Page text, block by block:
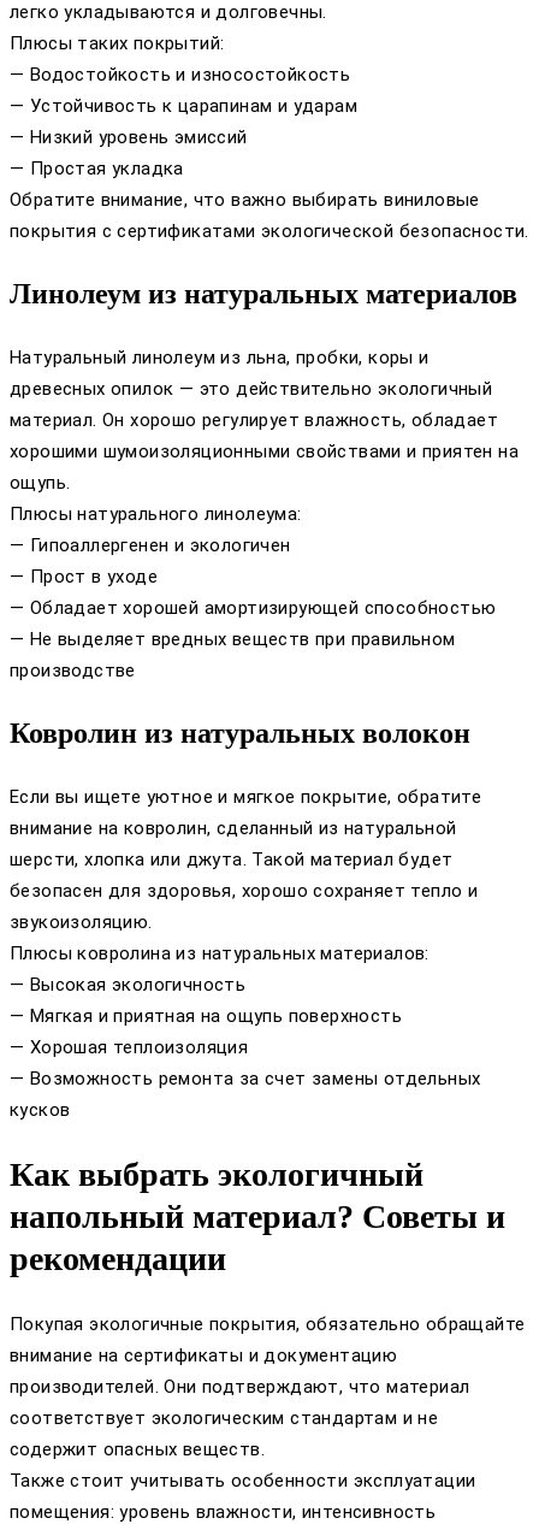
легко укладываются и долговечны.
Плюсы таких покрытий:
— Водостойкость и износостойкость
— Устойчивость к царапинам и ударам
— Низкий уровень эмиссий
— Простая укладка
Обратите внимание, что важно выбирать виниловые
покрытия с сертификатами экологической безопасности.
Линолеум из натуральных материалов
Натуральный линолеум из льна, пробки, коры и
древесных опилок — это действительно экологичный
материал. Он хорошо регулирует влажность, обладает
хорошими шумоизоляционными свойствами и приятен на
ощупь.
Плюсы натурального линолеума:
— Гипоаллергенен и экологичен
— Прост в уходе
— Обладает хорошей амортизирующей способностью
— Не выделяет вредных веществ при правильном
производстве
Ковролин из натуральных волокон
Если вы ищете уютное и мягкое покрытие, обратите
внимание на ковролин, сделанный из натуральной
шерсти, хлопка или джута. Такой материал будет
безопасен для здоровья, хорошо сохраняет тепло и
звукоизоляцию.
Плюсы ковролина из натуральных материалов:
— Высокая экологичность
— Мягкая и приятная на ощупь поверхность
— Хорошая теплоизоляция
— Возможность ремонта за счет замены отдельных
кусков
Как выбрать экологичный
напольный материал? Советы и
рекомендации
Покупая экологичные покрытия, обязательно обращайте
внимание на сертификаты и документацию
производителей. Они подтверждают, что материал
соответствует экологическим стандартам и не
содержит опасных веществ.
Также стоит учитывать особенности эксплуатации
помещения: уровень влажности, интенсивность